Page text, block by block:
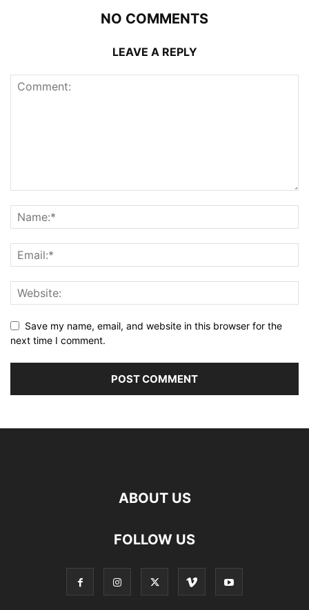
NO COMMENTS
LEAVE A REPLY
Save my name, email, and website in this browser for the
next time I comment.
ABOUT US
FOLLOW US